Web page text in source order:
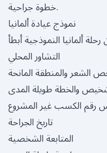
خطوة جراحية.
نموذج عيادة ألمانيا
التشاور المحلي
الشعر والمنطقة المانحة
والخطة طويلة المدى
رقم الكسب غير المشروع
تاريخ الجراحة
المتابعة الشخصية